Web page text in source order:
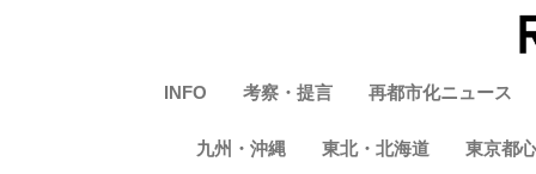
INFO 考察・提言 再都市化ニュース
九州・沖縄 東北・北海道 東京都心